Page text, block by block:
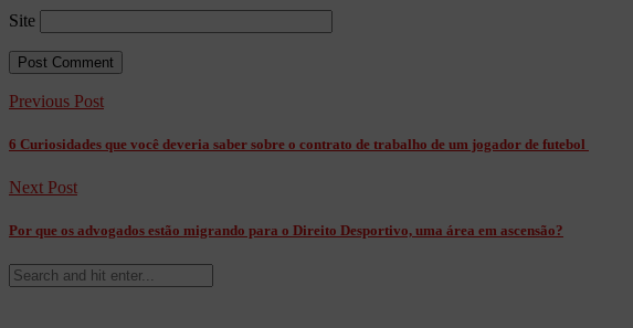
Site
Previous Post
6 Curiosidades que você deveria saber sobre o contrato de trabalho de um jogador de futebol
Next Post
Por que os advogados estão migrando para o Direito Desportivo, uma área em ascensão?